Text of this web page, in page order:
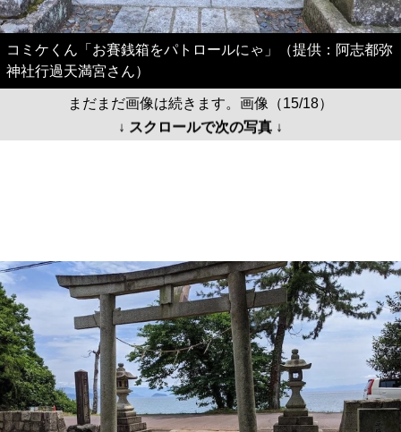
コミケくん「お賽銭箱をパトロールにゃ」（提供：阿志都弥
神社行過天満宮さん）
まだまだ画像は続きます。画像（15/18）
↓ スクロールで次の写真 ↓